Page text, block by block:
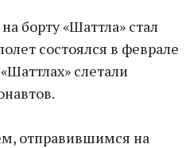
борту «Шаттла» стал
состоялся в феврале
слетали
отправившимся на